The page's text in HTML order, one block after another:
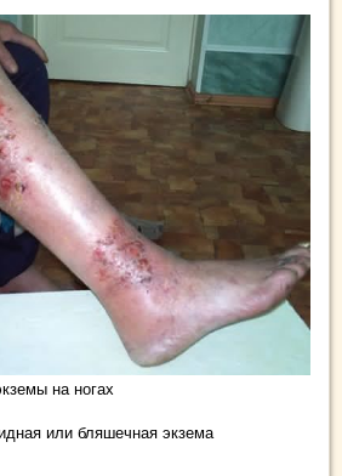
на ногах
или бляшечная экзема